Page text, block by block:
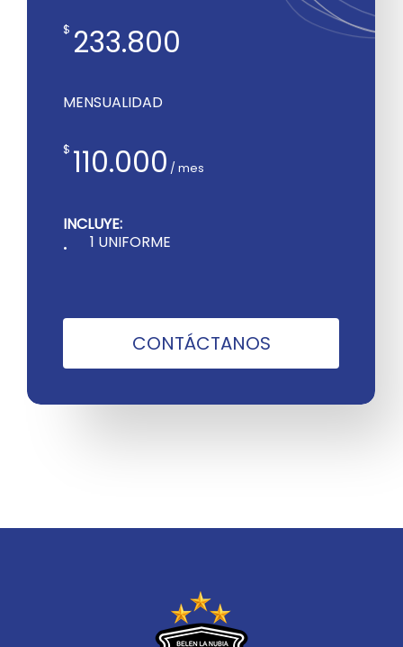
$ 233.800
MENSUALIDAD
$ 110.000 / mes
INCLUYE:
1 UNIFORME
CONTÁCTANOS